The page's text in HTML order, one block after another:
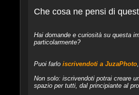
Che cosa ne pensi di
Hai domande e curiosità su questa
particolarmente?
Puoi farlo iscrivendoti a JuzaPhoto
Non solo: iscrivendoti potrai creare
spazio per tutti, dal principiante al